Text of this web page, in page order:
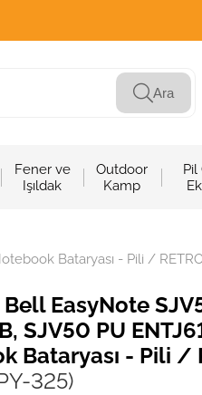
Ara
Fener ve
Işıldak
Outdoor
Kamp
Pil
Bataryası - Pili /
EasyNote
SJV50 PU
Bataryası - Pili /
325)